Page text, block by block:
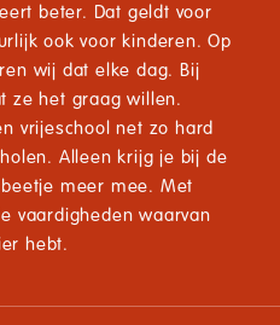
beter. Dat geldt voor
ook voor kinderen. Op
wij dat elke dag. Bij
ze het graag willen.
vrijeschool net zo hard
Alleen krijg je bij de
meer mee. Met
vaardigheden waarvan
hebt.